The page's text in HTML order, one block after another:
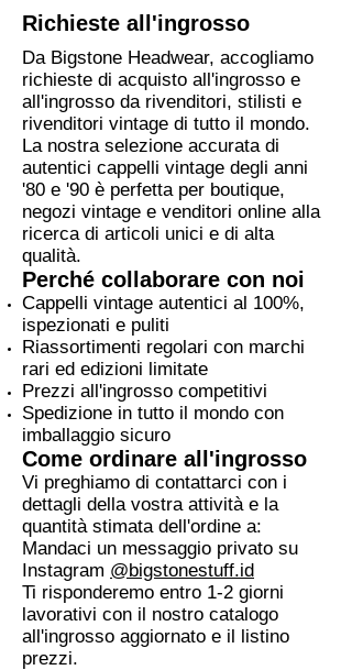
Richieste all'ingrosso
Da Bigstone Headwear, accogliamo
richieste di acquisto all'ingrosso e
all'ingrosso da rivenditori, stilisti e
rivenditori vintage di tutto il mondo.
La nostra selezione accurata di
autentici cappelli vintage degli anni
'80 e '90 è perfetta per boutique,
negozi vintage e venditori online alla
ricerca di articoli unici e di alta
qualità.
Perché collaborare con noi
Cappelli vintage autentici al 100%,
ispezionati e puliti
Riassortimenti regolari con marchi
rari ed edizioni limitate
Prezzi all'ingrosso competitivi
Spedizione in tutto il mondo con
imballaggio sicuro
Come ordinare all'ingrosso
Vi preghiamo di contattarci con i
dettagli della vostra attività e la
quantità stimata dell'ordine a:
Mandaci un messaggio privato su
Instagram @bigstonestuff.id
Ti risponderemo entro 1-2 giorni
lavorativi con il nostro catalogo
all'ingrosso aggiornato e il listino
prezzi.